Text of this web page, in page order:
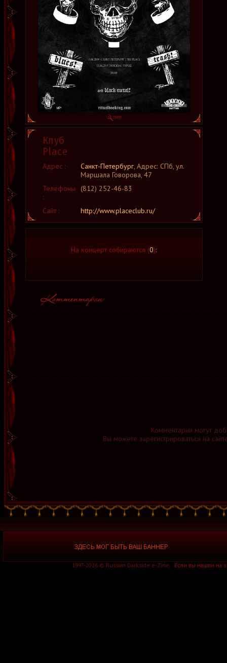
Клуб
Place
Адрес : Санкт-Петербург, Адрес: СПб, ул.
Маршала Говорова, 47
Телефоны
:
(812) 252-46-83
Сайт : http://www.placeclub.ru/
На концерт собираются (0):
Комментарии могут
Вы можете зарегистрироваться на
1997-2026 © Russian Darkside e-Zine. Если вы нашли на